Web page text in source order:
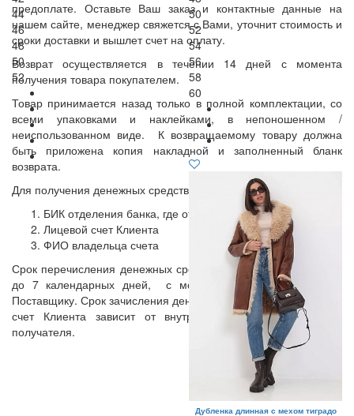
предоплате. Оставьте Ваш заказ и контактные данные на
нашем сайте, менеджер свяжется с Вами, уточнит стоимость и
сроки доставки и вышлет счет на оплату.
Возврат осуществляется в течении 14 дней с момента
получения товара покупателем.
Товар принимается назад только в полной комплектации, со
всеми упаковками и наклейками, в непоношенном /
неиспользованном виде. К возвращаемому товару должна
быть приложена копия накладной и заполненный бланк
возврата.
Для получения денежных средств Нужно предоставить:
БИК отделения банка, где открыт счет
Лицевой счет Клиента
ФИО владельца счета
Срок перечисления денежных средств осуществляется в срок
до 7 календарных дней, с момента поступления товара
Поставщику. Срок зачисления денежных средств на расчетный
счет Клиента зависит от внутреннего регламента банка-
получателя.
44
46
48
50
52
50
52
54
56
58
60
Дубленка длинная с мехом тиградо